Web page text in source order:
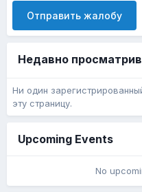
Отправить жалобу
Недавно
Ни один
эту страницу.
Upcoming Events
No